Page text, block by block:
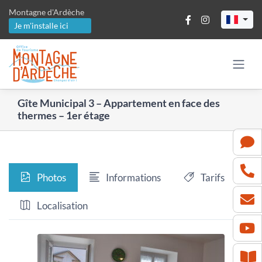
contenu
Montagne d'Ardèche
Je m'installe ici
Gîte Municipal 3 – Appartement en face des
thermes – 1er étage
Photos Informations Tarifs
Localisation